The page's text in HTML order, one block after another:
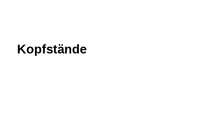
Kopfstände